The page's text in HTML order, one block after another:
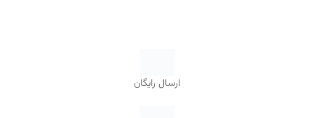
ارسال رایگان